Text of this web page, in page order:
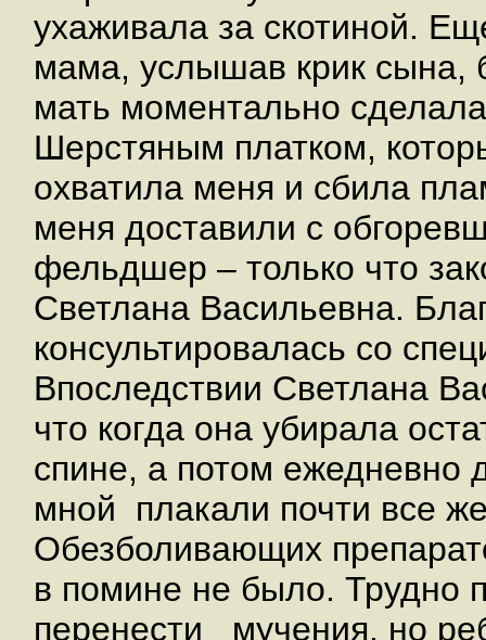
ухаживала за скотиной.
мама, услышав крик сына,
мать моментально
Шерстяным платком,
охватила меня и сбила
меня доставили с
фельдшер – только что
Светлана Васильевна.
консультировалась со
Впоследствии Светлана
что когда она убирала
спине, а потом ежедневно
мной плакали почти все
Обезболивающих
в помине не было. Трудно
перенести мучения, но